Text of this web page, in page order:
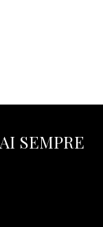
SEMPRE